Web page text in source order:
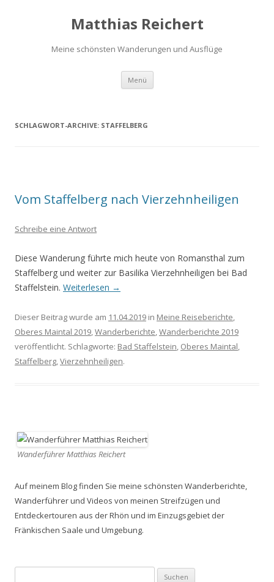
Matthias Reichert
Meine schönsten Wanderungen und Ausflüge
Menü Zum
springen
SCHLAGWORT-ARCHIVE: STAFFELBERG
Vom Staffelberg nach Vierzehnheiligen
Schreibe eine Antwort
Diese Wanderung führte mich heute von Romansthal zum
Staffelberg und weiter zur Basilika Vierzehnheiligen bei Bad
Staffelstein. Weiterlesen →
Dieser Beitrag wurde am 11.04.2019 in Meine Reiseberichte,
Oberes Maintal 2019,Wanderberichte,Wanderberichte 2019
veröffentlicht. Schlagworte: Bad Staffelstein, Oberes Maintal,
Staffelberg,Vierzehnheiligen.
Wanderführer Matthias Reichert
Auf meinem Blog finden Sie meine schönsten Wanderberichte,
Wanderführer und Videos von meinen Streifzügen und
Entdeckertouren aus der Rhön und im Einzugsgebiet der
Fränkischen Saale und Umgebung.